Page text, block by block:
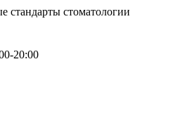
стандарты стоматологии
20:00